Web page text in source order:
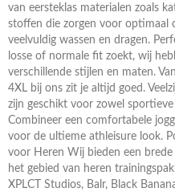
van eersteklas materialen zoals
stoffen die zorgen voor optimaal
veelvuldig wassen en dragen.
losse of normale fit zoekt, wij
verschillende stijlen en maten.
4XL bij ons zit je altijd goed.
zijn geschikt voor zowel
Combineer een comfortabele
voor de ultieme athleisure look.
voor Heren Wij bieden een
het gebied van heren
XPLCT Studios, Balr, Black